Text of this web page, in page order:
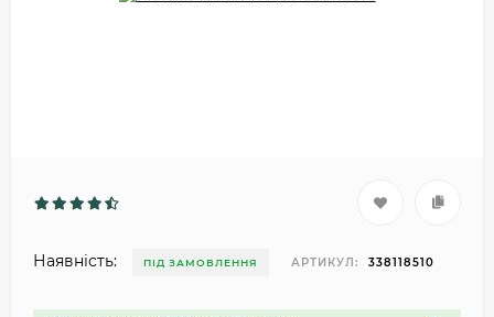
Наявність: ПІД ЗАМОВЛЕННЯ АРТИКУЛ: 338118510